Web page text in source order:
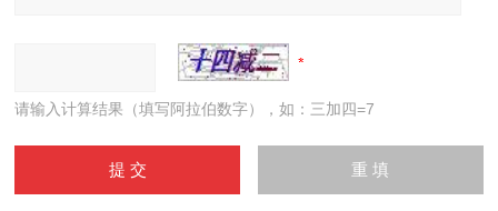
请输入计算结果（填写阿拉伯数字），如：三加四=7